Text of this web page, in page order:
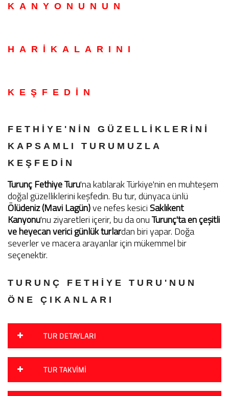
KANYONUNUN
HARIKALARINI
KEŞFEDIN
FETHIYE'NIN GÜZELLIKLERINI
KAPSAMLI TURUMUZLA
KEŞFEDIN
Turunç Fethiye Turu'na katılarak Türkiye'nin en muhteşem
doğal güzelliklerini keşfedin. Bu tur, dünyaca ünlü
Ölüdeniz (Mavi Lagün)ve nefes kesiciSaklıkent
Kanyonu'nu ziyaretleri içerir, bu da onuTurunç'ta en çeşitli
ve heyecan verici günlük turlardan biri yapar. Doğa
severler ve macera arayanlar için mükemmel bir
seçenektir.
TURUNÇ FETHIYE TURU'NUN
ÖNE ÇIKANLARI
TUR DETAYLARI
TUR TAKVIMI